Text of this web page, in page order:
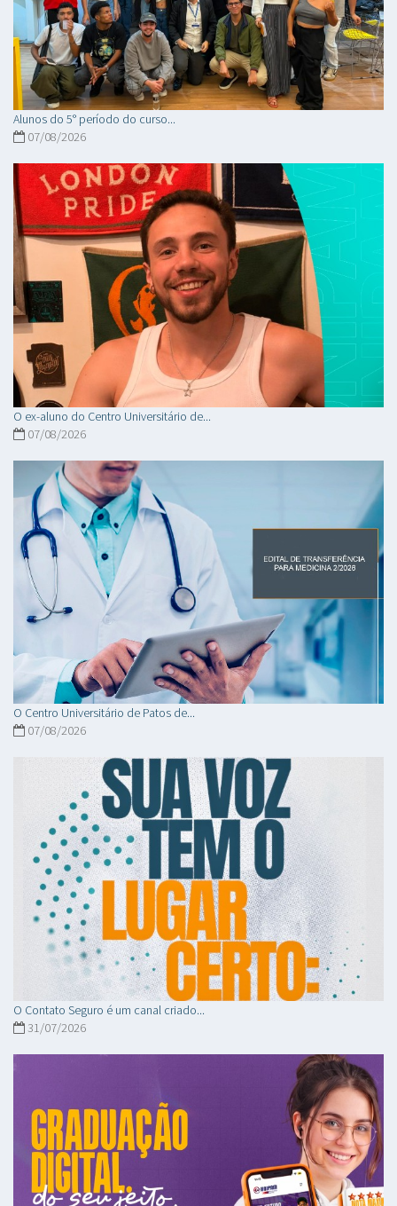
Alunos do 5° período do curso...
07/08/2026
O ex-aluno do Centro Universitário de...
07/08/2026
O Centro Universitário de Patos de...
07/08/2026
O Contato Seguro é um canal criado...
31/07/2026